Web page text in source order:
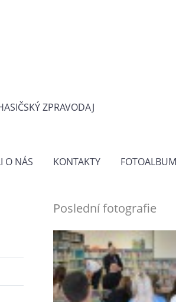
ZPRAVODAJ
O NÁS KONTAKTY FOTOALBUM
Poslední fotografie